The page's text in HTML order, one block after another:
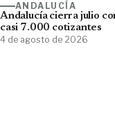
ANDALUCÍA
Andalucía cierra julio
casi 7.000 cotizantes
4 de agosto de 2026